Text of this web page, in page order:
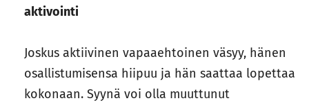
aktivointi
Joskus aktiivinen vapaaehtoinen väsyy, hänen
osallistumisensa hiipuu ja hän saattaa lopettaa
kokonaan. Syynä voi olla muuttunut